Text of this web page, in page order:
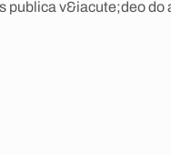
publica v&iacute;deo